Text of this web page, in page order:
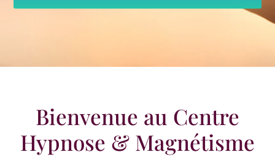
Bienvenue au Centre
Hypnose & Magnétisme